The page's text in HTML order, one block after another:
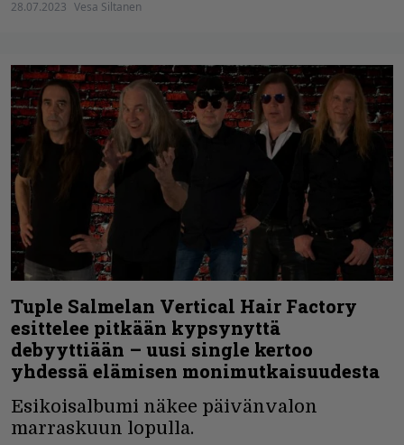
28.07.2023 Vesa Siltanen
Tuple Salmelan Vertical Hair Factory
esittelee pitkään kypsynyttä
debyyttiään – uusi single kertoo
yhdessä elämisen monimutkaisuudesta
Esikoisalbumi näkee päivänvalon
marraskuun lopulla.